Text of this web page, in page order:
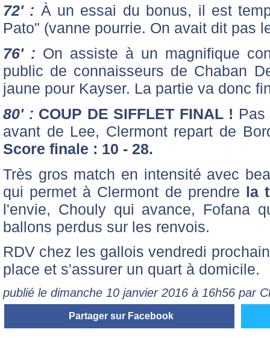
72' : À un essai du bonus, il est
Pato" (vanne pourrie. On avait dit pas
76' : On assiste à un magnifique
public de connaisseurs de Chaban
jaune pour Kayser. La partie va donc
80' : COUP DE SIFFLET FINAL ! Pas
avant de Lee, Clermont repart de
Score finale : 10 - 28.
Très gros match en intensité avec
qui permet à Clermont de prendre la
l'envie, Chouly qui avance, Fofana
ballons perdus sur les renvois.
RDV chez les gallois vendredi
place et s'assurer un quart à domicile.
publié le dimanche 10 janvier 2016 à 16h56 par
Partager sur Facebook